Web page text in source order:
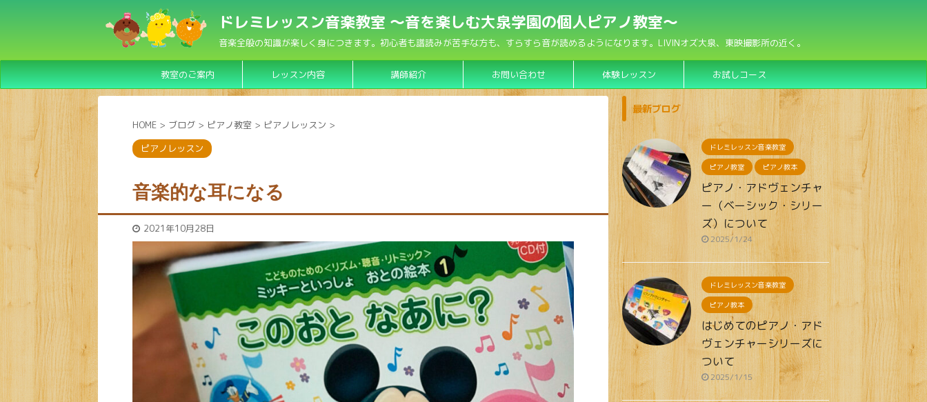
ドレミレッスン音楽教室 〜音を楽しむ大泉学園の個人ピアノ教室〜
音楽全般の知識が楽しく身につきます。初心者も譜読みが苦手な方も、すらすら音が読めるようになります。LIVINオズ大泉、東映撮影所の近く。
教室のご案内 レッスン内容 講師紹介 お問い合わせ 体験レッスン お試しコース
HOME > ブログ > ピアノ教室 > ピアノレッスン >
ピアノレッスン
音楽的な耳になる
2021年10月28日
最新ブログ
ドレミレッスン音楽教室
ピアノ教室 ピアノ教本
ピアノ・アドヴェンチャ
ー（ベーシック・シリー
ズ）について
2025/1/24
ドレミレッスン音楽教室
ピアノ教本
はじめてのピアノ・アド
ヴェンチャーシリーズに
ついて
2025/1/15